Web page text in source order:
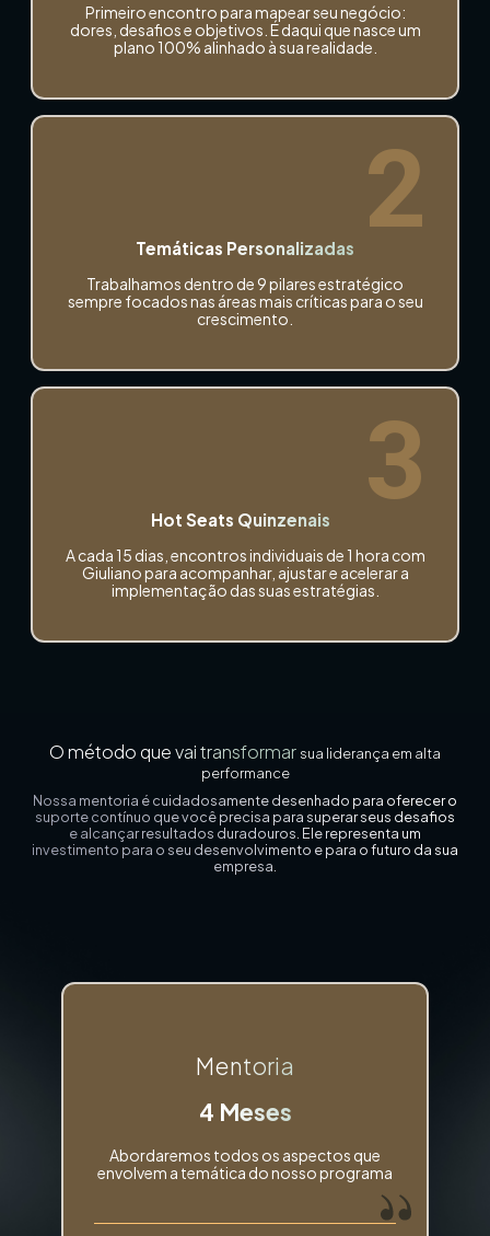
Primeiro encontro para mapear seu negócio:
dores, desafios e objetivos. É daqui que nasce um
plano 100% alinhado à sua realidade.
2
Temáticas Personalizadas
Trabalhamos dentro de 9 pilares estratégico
sempre focados nas áreas mais críticas para o seu
crescimento.
3
Hot Seats Quinzenais
A cada 15 dias, encontros individuais de 1 hora com
Giuliano para acompanhar, ajustar e acelerar a
implementação das suas estratégias.
O método que vai transformar sua liderança em alta
performance
Nossa mentoria é cuidadosamente desenhado para oferecer o
suporte contínuo que você precisa para superar seus desafios
e alcançar resultados duradouros. Ele representa um
investimento para o seu desenvolvimento e para o futuro da sua
empresa.
Mentoria
4 Meses
Abordaremos todos os aspectos que
envolvem a temática do nosso programa